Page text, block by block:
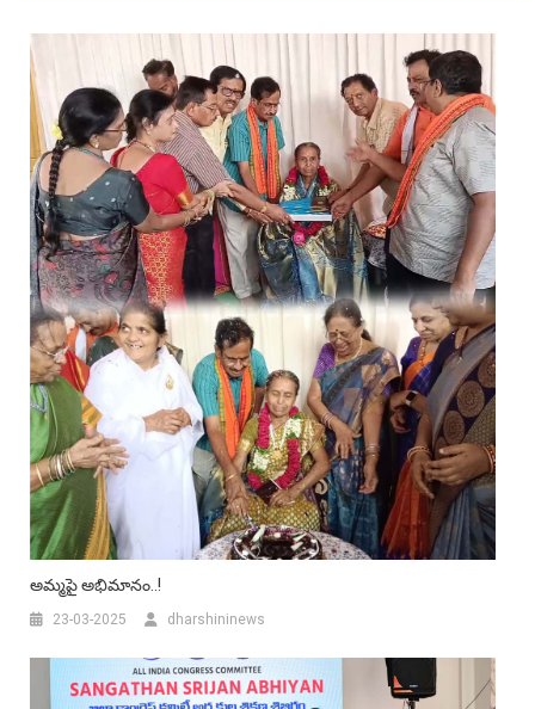
అమ్మపై అభిమానం..!
23-03-2025 dharshininews